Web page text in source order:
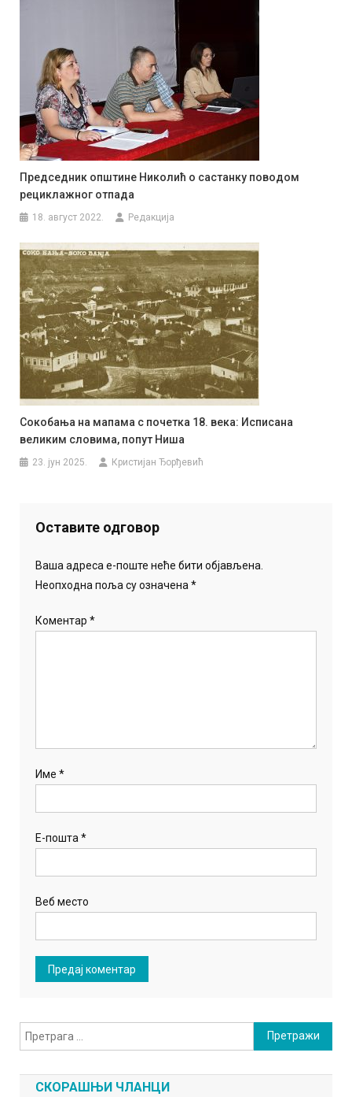
Председник општине Николић о састанку поводом
рециклажног отпада
18. август 2022. Редакција
Сокобања на мапама с почетка 18. века: Исписана
великим словима, попут Ниша
23. јун 2025. Кристијан Ђорђевић
Оставите одговор
Ваша адреса е-поште неће бити објављена.
Неопходна поља су означена*
Коментар*
Име*
Е-пошта*
Веб место
Претрага
за:
СКОРАШЊИ ЧЛАНЦИ